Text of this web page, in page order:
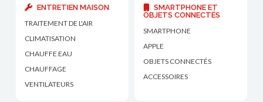
ENTRETIEN MAISON
TRAITEMENT DE L'AIR
CLIMATISATION
CHAUFFE EAU
CHAUFFAGE
VENTILATEURS
SMARTPHONE ET
OBJETS CONNECTÉS
SMARTPHONE
APPLE
OBJETS CONNECTÉS
ACCESSOIRES